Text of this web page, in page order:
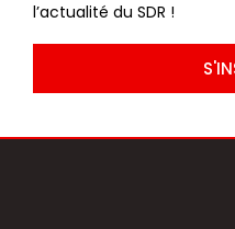
l’actualité du SDR !